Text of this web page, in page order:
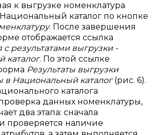
к выгрузке номенклатура
каталог по кнопке
. После завершения
отображается ссылка
результатами выгрузки -
каталог. По этой ссылке
Результаты выгрузки
в Национальный каталог(рис. 6).
каталога
данных номенклатуры,
два этапа: сначала
проверяется наличие